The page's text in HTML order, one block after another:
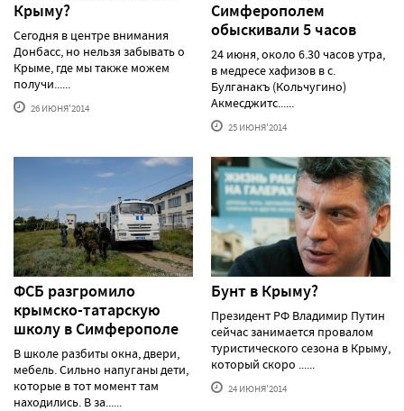
Крыму?
Сегодня в центре внимания
Донбасс, но нельзя забывать о
Крыме, где мы также можем
получи......
26 ИЮНЯ'2014
Симферополем
обыскивали 5 часов
24 июня, около 6.30 часов утра,
в медресе хафизов в с.
Булганакъ (Кольчугино)
Акмесджитс......
25 ИЮНЯ'2014
ФСБ разгромило
крымско-татарскую
школу в Симферополе
В школе разбиты окна, двери,
мебель. Сильно напуганы дети,
которые в тот момент там
находились. В за......
Бунт в Крыму?
Президент РФ Владимир Путин
сейчас занимается провалом
туристического сезона в Крыму,
который скоро ......
24 ИЮНЯ'2014